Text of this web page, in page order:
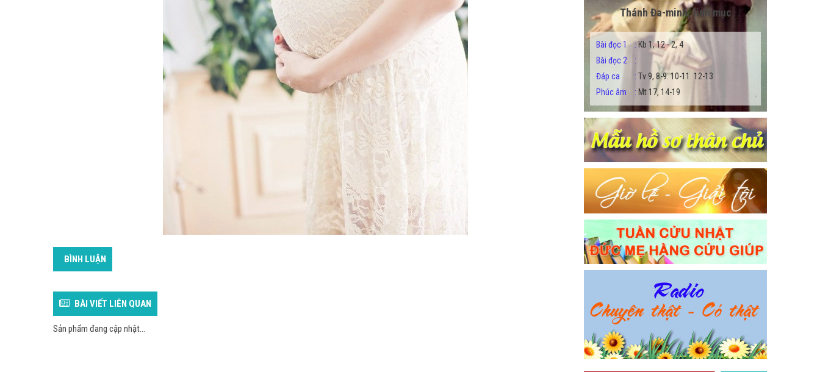
BÌNH LUẬN
BÀI VIẾT LIÊN QUAN
Sản phẩm đang cập nhật...
Thánh Đa-minh, linh mục
Bài đọc 1 : Kb 1, 12 - 2, 4
Bài đọc 2
:
Đáp ca
: Tv 9, 8-9. 10-11. 12-13
Phúc âm
: Mt 17, 14-19